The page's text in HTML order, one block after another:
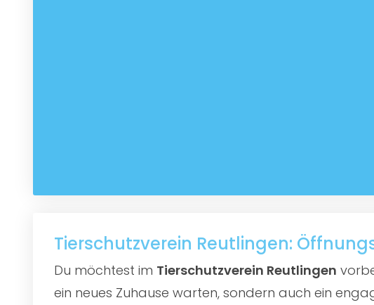
Tierschutzverein Reutlingen:
Du möchtest im Tierschutzverein Reutlingen
ein neues Zuhause warten, sondern auch ein